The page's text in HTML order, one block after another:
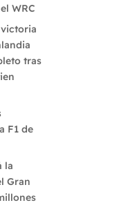
WRC
tras
F1 de
la
Gran